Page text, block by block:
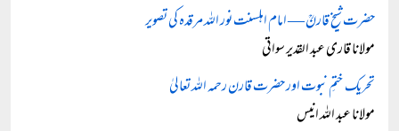
حضرت شیخ قارنؒ — امام اہلسنت نور اللہ مرقدہ کی تصویر
مولانا قاری عبد القدیر سواتی
تحریک ختمِ نبوت اور حضرت قارن رحمہ اللہ تعالیٰ
مولانا عبد اللہ انیس